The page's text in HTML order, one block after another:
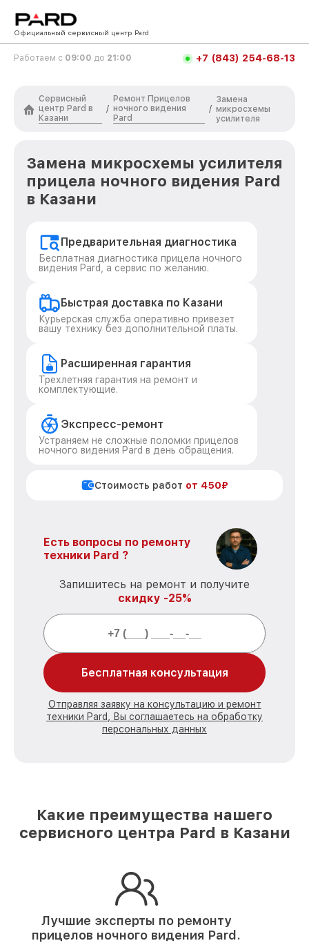
Официальный сервисный центр Pard
Работаем с 09:00 до 21:00 +7 (843) 254-68-13
Сервисный
центр Pard в
Казани
/
Ремонт Прицелов
ночного видения
Pard
/
Замена
микросхемы
усилителя
Замена микросхемы усилителя
прицела ночного видения Pard
в Казани
Предварительная диагностика
Бесплатная диагностика прицела ночного
видения Pard, а сервис по желанию.
Быстрая доставка по Казани
Курьерская служба оперативно привезет
вашу технику без дополнительной платы.
Расширенная гарантия
Трехлетняя гарантия на ремонт и
комплектующие.
Экспресс-ремонт
Устраняем не сложные поломки прицелов
ночного видения Pard в день обращения.
Стоимость работ от 450₽
Есть вопросы по ремонту
техники Pard ?
Запишитесь на ремонт и получите
скидку -25%
Бесплатная консультация
Отправляя заявку на консультацию и ремонт
техники Pard, Вы соглашаетесь на обработку
персональных данных
Какие преимущества нашего
сервисного центра Pard в Казани
Лучшие эксперты по ремонту
прицелов ночного видения Pard.